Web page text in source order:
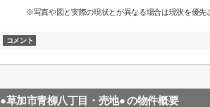
※写真や図と実際の現状とが異なる場合は現状を優先
コメント
●草加市青柳八丁目・売地● の物件概要